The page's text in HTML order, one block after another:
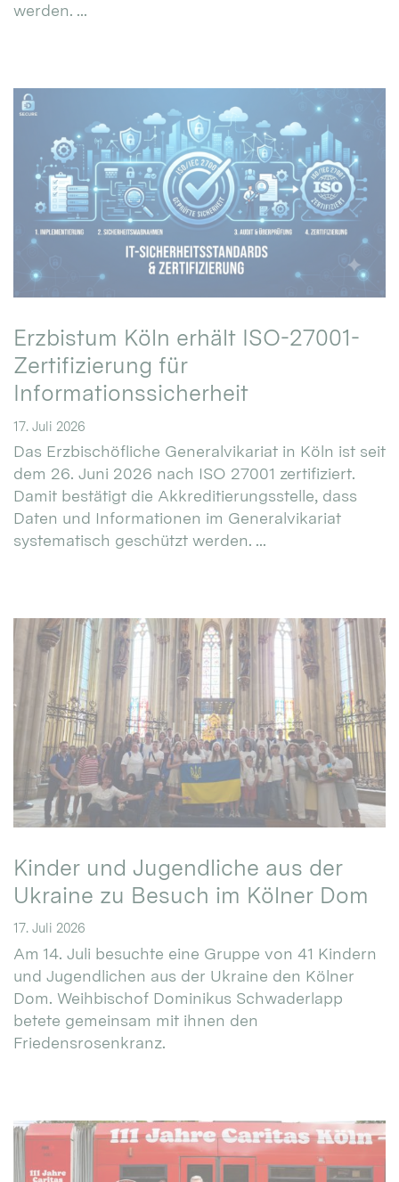
werden. ...
Erzbistum Köln erhält ISO-27001-
Zertifizierung für
Informationssicherheit
17. Juli 2026
Das Erzbischöfliche Generalvikariat in Köln ist seit
dem 26. Juni 2026 nach ISO 27001 zertifiziert.
Damit bestätigt die Akkreditierungsstelle, dass
Daten und Informationen im Generalvikariat
systematisch geschützt werden. ...
Kinder und Jugendliche aus der
Ukraine zu Besuch im Kölner Dom
17. Juli 2026
Am 14. Juli besuchte eine Gruppe von 41 Kindern
und Jugendlichen aus der Ukraine den Kölner
Dom. Weihbischof Dominikus Schwaderlapp
betete gemeinsam mit ihnen den
Friedensrosenkranz.